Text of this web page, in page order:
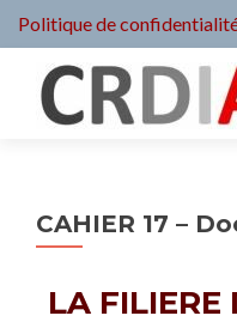
Politique de
CAHIER 17 –
LA FILIERE